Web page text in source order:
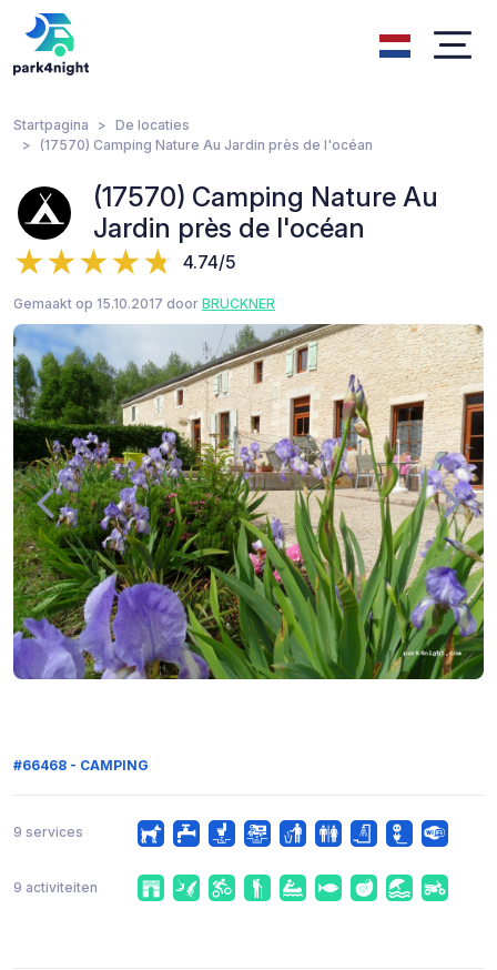
Startpagina
De locaties
(17570) Camping Nature Au Jardin près de l'océan
(17570) Camping Nature Au
Jardin près de l'océan
4.74/5
Gemaakt op 15.10.2017 door BRUCKNER
#66468 - CAMPING
9 services
9 activiteiten